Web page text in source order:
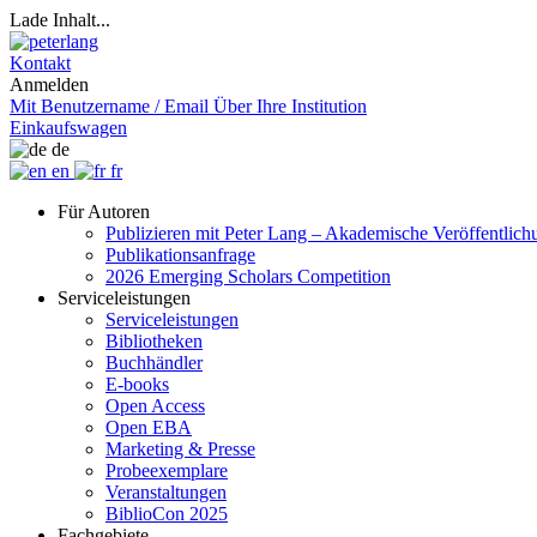
Lade Inhalt...
Kontakt
Anmelden
Mit Benutzername / Email Über Ihre Institution
Einkaufswagen
de
en
fr
Für Autoren
Publizieren mit Peter Lang – Akademische
Publikationsanfrage
2026 Emerging Scholars Competition
Serviceleistungen
Serviceleistungen
Bibliotheken
Buchhändler
E-books
Open Access
Open EBA
Marketing & Presse
Probeexemplare
Veranstaltungen
BiblioCon 2025